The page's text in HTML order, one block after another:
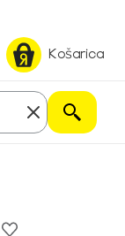
Košarica